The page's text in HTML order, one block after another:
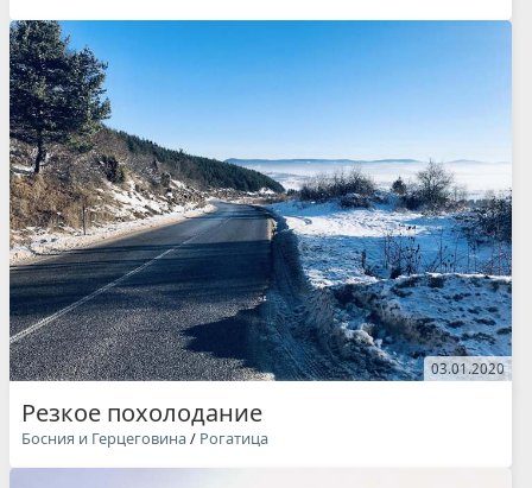
03.01.2020
Резкое похолодание
Босния и Герцеговина/ Рогатица